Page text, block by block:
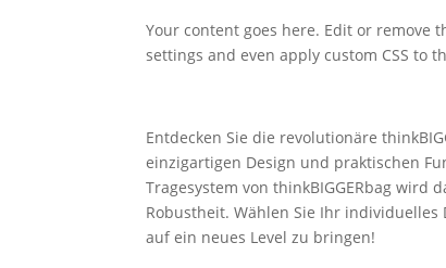
Your content goes here. Edit or remove
settings and even apply custom CSS to
Entdecken Sie die revolutionäre
einzigartigen Design und praktischen
Tragesystem von thinkBIGGERbag wird
Robustheit. Wählen Sie Ihr
auf ein neues Level zu bringen!